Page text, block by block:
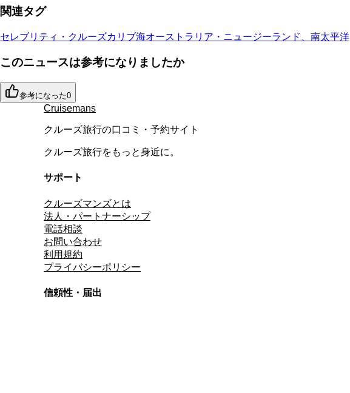
関連タグ
セレブリティ・クルーズカリブ海オーストラリア・ニュージーランド、南太平洋
このニュースは参考になりましたか
参考になった0
Cruisemans
クルーズ旅行の口コミ・予約サイト
クルーズ旅行をもっと身近に。
サポート
クルーズマンズとは
法人・パートナーシップ
電話相談
お問い合わせ
利用規約
プライバシーポリシー
信頼性・届出